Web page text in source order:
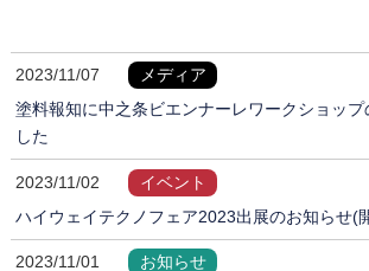
2023/11/07
メディア
塗料報知に中之条ビエンナーレワークショップ
した
2023/11/02
イベント
ハイウェイテクノフェア2023出展のお知らせ(
2023/11/01
お知らせ